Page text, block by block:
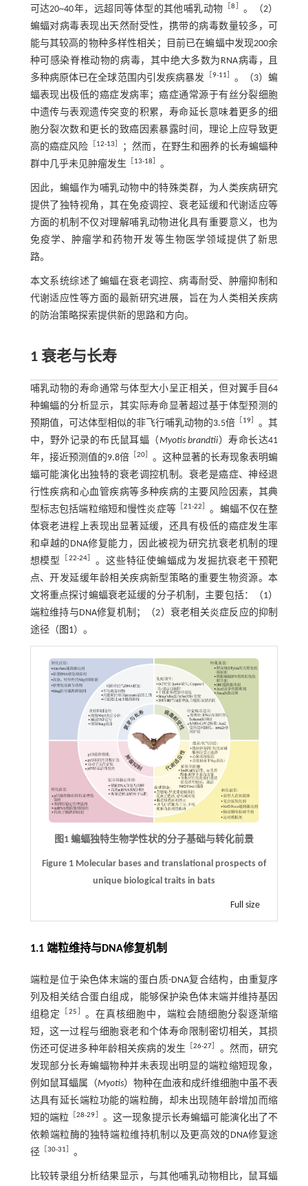
可达20~40年，远超同等体型的其他哺乳动物 ［8
。（2）
蝙蝠对病毒表现出天然耐受性，携带的病毒数量较多，可
能与其较高的物种多样性相关；目前已在蝙蝠中发现200余
种可感染脊椎动物的病毒，其中绝大多数为RNA病毒，且
多种病原体已在全球范围内引发疾病暴发
9-11
。（3）蝙
蝠表现出极低的癌症发病率；癌症通常源于有丝分裂细胞
中遗传与表观遗传突变的积累，寿命延长意味着更多的细
胞分裂次数和更长的致癌因素暴露时间，理论上应导致更
高的癌症风险
12-13
；然而，在野生和圈养的长寿蝙蝠种
群中几乎未见肿瘤发生
13-18 。
因此，蝙蝠作为哺乳动物中的特殊类群，为人类疾病研究
提供了独特视角，其在免疫调控、衰老延缓和代谢适应等
方面的机制不仅对理解哺乳动物进化具有重要意义，也为
免疫学、肿瘤学和药物开发等生物医学领域提供了新思
路。
本文系统综述了蝙蝠在衰老调控、病毒耐受、肿瘤抑制和
代谢适应性等方面的最新研究进展，旨在为人类相关疾病
的防治策略探索提供新的思路和方向。
1 衰老与长寿
哺乳动物的寿命通常与体型大小呈正相关，但对翼手目64
种蝙蝠的分析显示，其实际寿命显著超过基于体型预测的
预期值，可达体型相似的非飞行哺乳动物的3.5倍
19
。其
中，野外记录的布氏鼠耳蝠（ Myotis brandtii ）寿命长达41
年，接近预测值的9.8倍［ 20］ 。这种显著的长寿现象表明蝙
蝠可能演化出独特的衰老调控机制。衰老是癌症、神经退
行性疾病和心血管疾病等多种疾病的主要风险因素，其典
型标志包括端粒缩短和慢性炎症等［21-22
。蝙蝠不仅在整
体衰老进程上表现出显著延缓，还具有极低的癌症发生率
和卓越的DNA修复能力，因此被视为研究抗衰老机制的理
想模型
22-24］ 。这些特征使蝙蝠成为发掘抗衰老干预靶
点、开发延缓年龄相关疾病新型策略的重要生物资源。本
文将重点探讨蝙蝠衰老延缓的分子机制，主要包括：（1）
端粒维持与DNA修复机制；（2）衰老相关炎症反应的抑制
途径（ 图1）。
图1 蝙蝠独特生物学性状的分子基础与转化前景
Figure 1 Molecular bases and translational prospects of
unique biological traits in bats
Full size
1.1 端粒维持与DNA修复机制
端粒是位于染色体末端的蛋白质-DNA复合结构，由重复序
列及相关结合蛋白组成，能够保护染色体末端并维持基因
组稳定
25
。在真核细胞中，端粒会随细胞分裂逐渐缩
短，这一过程与细胞衰老和个体寿命限制密切相关，其损
伤还可促进多种年龄相关疾病的发生 ［26-27
。然而，研究
发现部分长寿蝙蝠物种并未表现出明显的端粒缩短现象，
例如鼠耳蝠属（Myotis）物种在血液和成纤维细胞中虽不表
达具有延长端粒功能的端粒酶，却未出现随年龄增加而缩
短的端粒 ［28-29
。这一现象提示长寿蝙蝠可能演化出了不
依赖端粒酶的独特端粒维持机制以及更高效的DNA修复途
径［ 30-31 。
比较转录组分析结果显示，与其他哺乳动物相比，鼠耳蝠